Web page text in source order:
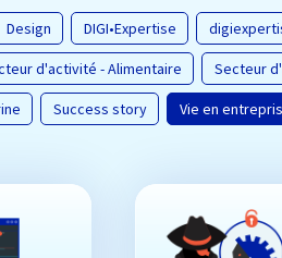
Design DIGI•Expertise
d'activité - Alimentaire Secteur
Success story Vie en